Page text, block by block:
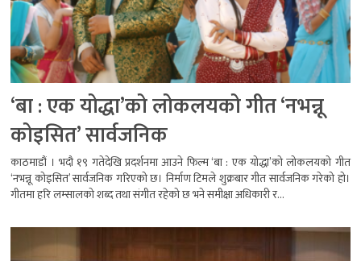
‘बा : एक योद्धा’को लोकलयको गीत ‘नभन्नू
कोइसित’ सार्वजनिक
काठमाडौं । भदौ १९ गतेदेखि प्रदर्शनमा आउने फिल्म ‘बा : एक योद्धा’को लोकलयको गीत
‘नभन्नू कोइसित’ सार्वजनिक गरिएको छ। निर्माण टिमले शुक्रबार गीत सार्वजनिक गरेको हो।
गीतमा हरि लम्सालको शब्द तथा संगीत रहेको छ भने समीक्षा अधिकारी र...